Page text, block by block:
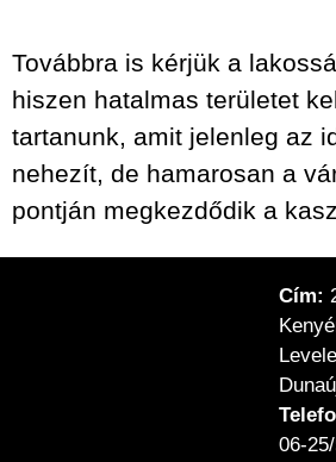
Továbbra is kérjük a
hiszen hatalmas területet
tartanunk, amit jelenleg az
nehezít, de hamarosan a
pontján megkezdődik a
Cím:
06-